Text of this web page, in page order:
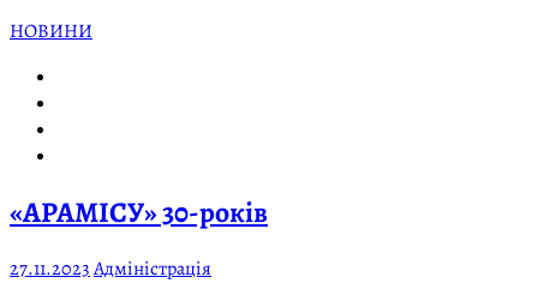
НОВИНИ
«АРАМІСУ» 30-років
27.11.2023Адміністрація